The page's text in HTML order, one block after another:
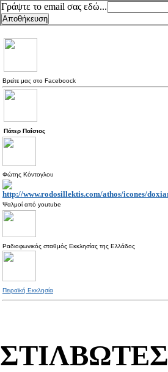
Γράψτε το email σας εδώ...
Βρείτε μας στο Faceboock
Πάτερ Παΐσιος
Φώτης Κόντογλου
Ψαλμοί από youtube
Ραδιοφωνικός σταθμός Εκκλησίας της Ελλάδος
Πειραϊκή Εκκλησία
ΣΤΙΛΒΩΤΕΣ